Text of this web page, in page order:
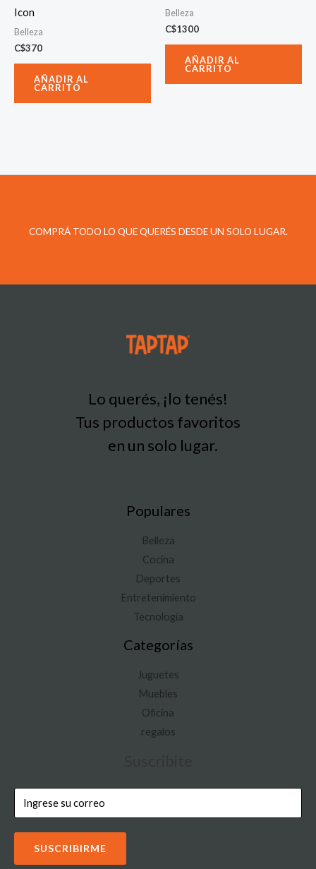
Icon
Belleza
C$370
AÑADIR AL
CARRITO
Belleza
C$1300
AÑADIR AL
CARRITO
COMPRÁ TODO LO QUE QUERÉS DESDE UN SOLO LUGAR.
Lo querés, ¡lo tenés!
Tus productos favoritos
en un solo lugar.
Populares
Belleza
Cocina
Deportes
Entretenimiento
Tecnología
Categorías
Juguetes
Muebles
Oficina
regalos
SUSCRIBIRME